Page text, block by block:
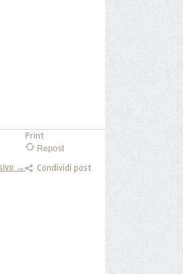
Print
Repost
Condividi post
→